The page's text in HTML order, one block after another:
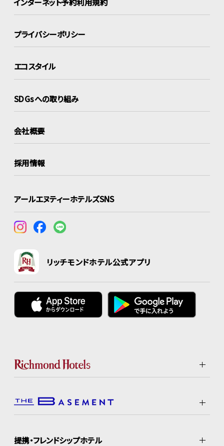
プライバシーポリシー
エコスタイル
SDGsへの取り組み
会社概要
採用情報
アールエヌティーホテルズSNS
リッチモンドホテル公式アプリ
提携・フレンドシップホテル